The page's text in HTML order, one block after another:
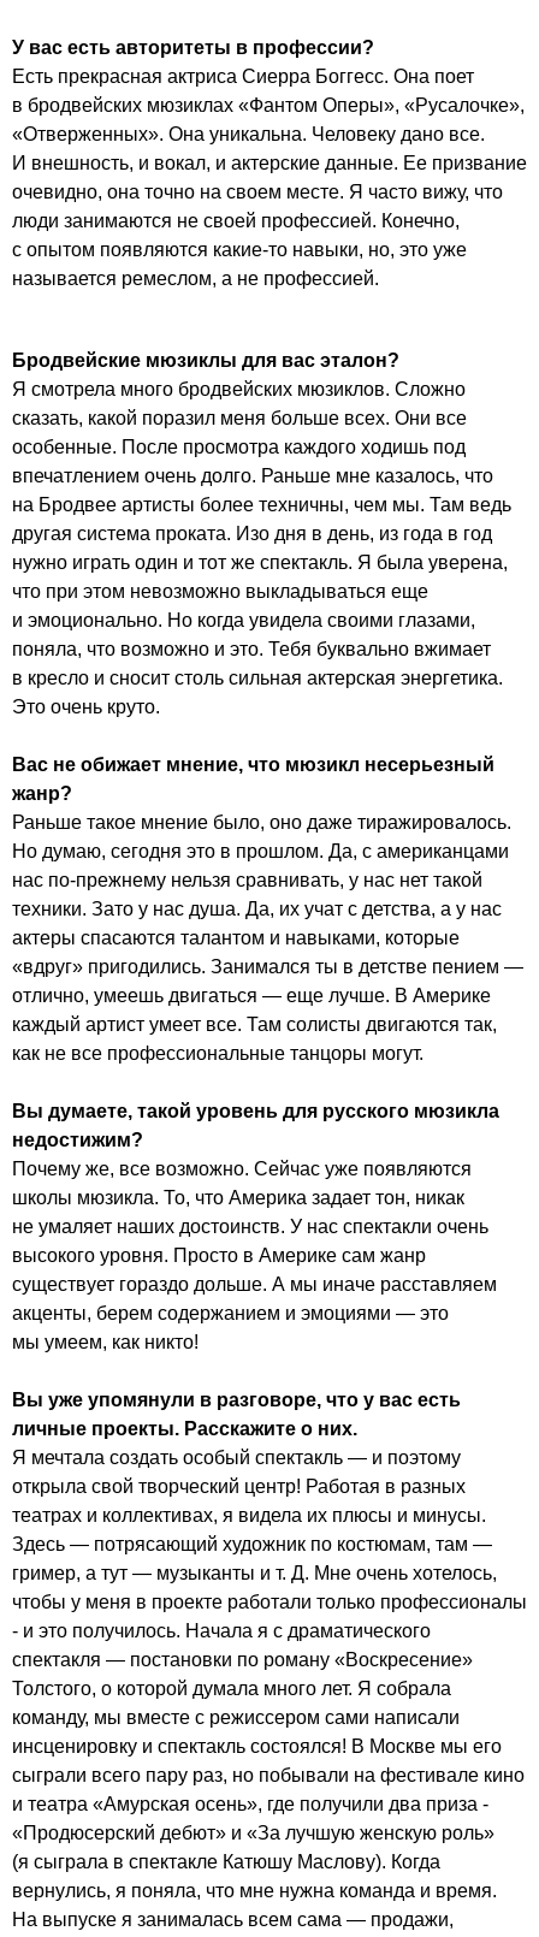
У вас есть авторитеты в профессии?
Есть прекрасная актриса Сиерра Боггесс. Она поет
в бродвейских мюзиклах «Фантом Оперы», «Русалочке»,
«Отверженных». Она уникальна. Человеку дано все.
И внешность, и вокал, и актерские данные. Ее призвание
очевидно, она точно на своем месте. Я часто вижу, что
люди занимаются не своей профессией. Конечно,
с опытом появляются какие-то навыки, но, это уже
называется ремеслом, а не профессией.
Бродвейские мюзиклы для вас эталон?
Я смотрела много бродвейских мюзиклов. Сложно
сказать, какой поразил меня больше всех. Они все
особенные. После просмотра каждого ходишь под
впечатлением очень долго. Раньше мне казалось, что
на Бродвее артисты более техничны, чем мы. Там ведь
другая система проката. Изо дня в день, из года в год
нужно играть один и тот же спектакль. Я была уверена,
что при этом невозможно выкладываться еще
и эмоционально. Но когда увидела своими глазами,
поняла, что возможно и это. Тебя буквально вжимает
в кресло и сносит столь сильная актерская энергетика.
Это очень круто.
Вас не обижает мнение, что мюзикл несерьезный
жанр?
Раньше такое мнение было, оно даже тиражировалось.
Но думаю, сегодня это в прошлом. Да, с американцами
нас по-прежнему нельзя сравнивать, у нас нет такой
техники. Зато у нас душа. Да, их учат с детства, а у нас
актеры спасаются талантом и навыками, которые
«вдруг» пригодились. Занимался ты в детстве пением —
отлично, умеешь двигаться — еще лучше. В Америке
каждый артист умеет все. Там солисты двигаются так,
как не все профессиональные танцоры могут.
Вы думаете, такой уровень для русского мюзикла
недостижим?
Почему же, все возможно. Сейчас уже появляются
школы мюзикла. То, что Америка задает тон, никак
не умаляет наших достоинств. У нас спектакли очень
высокого уровня. Просто в Америке сам жанр
существует гораздо дольше. А мы иначе расставляем
акценты, берем содержанием и эмоциями — это
мы умеем, как никто!
Вы уже упомянули в разговоре, что у вас есть
личные проекты. Расскажите о них.
Я мечтала создать особый спектакль — и поэтому
открыла свой творческий центр! Работая в разных
театрах и коллективах, я видела их плюсы и минусы.
Здесь — потрясающий художник по костюмам, там —
гример, а тут — музыканты и т. Д. Мне очень хотелось,
чтобы у меня в проекте работали только профессионалы
- и это получилось. Начала я с драматического
спектакля — постановки по роману «Воскресение»
Толстого, о которой думала много лет. Я собрала
команду, мы вместе с режиссером сами написали
инсценировку и спектакль состоялся! В Москве мы его
сыграли всего пару раз, но побывали на фестивале кино
и театра «Амурская осень», где получили два приза -
«Продюсерский дебют» и «За лучшую женскую роль»
(я сыграла в спектакле Катюшу Маслову). Когда
вернулись, я поняла, что мне нужна команда и время.
На выпуске я занималась всем сама — продажи,